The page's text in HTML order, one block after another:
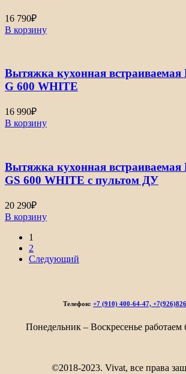
16 790₽
В корзину
Вытяжка кухонная
G 600 WHITE
16 990₽
В корзину
Вытяжка кухонная
GS 600 WHITE с пультом ДУ
20 290₽
В корзину
1
2
Следующий
Телефон: +7 (910) 400-64-47,
Понедельник – Воскресенье
©2018-2023. Vivat, все права